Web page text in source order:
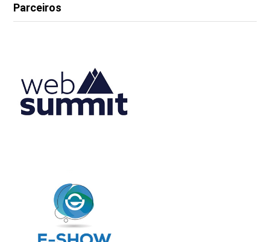
Parceiros